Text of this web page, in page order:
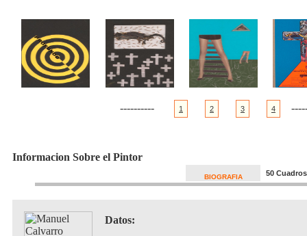
---------- 1 2 3 4
Informacion Sobre el Pintor
BIOGRAFIA 50 Cuadros
Datos: